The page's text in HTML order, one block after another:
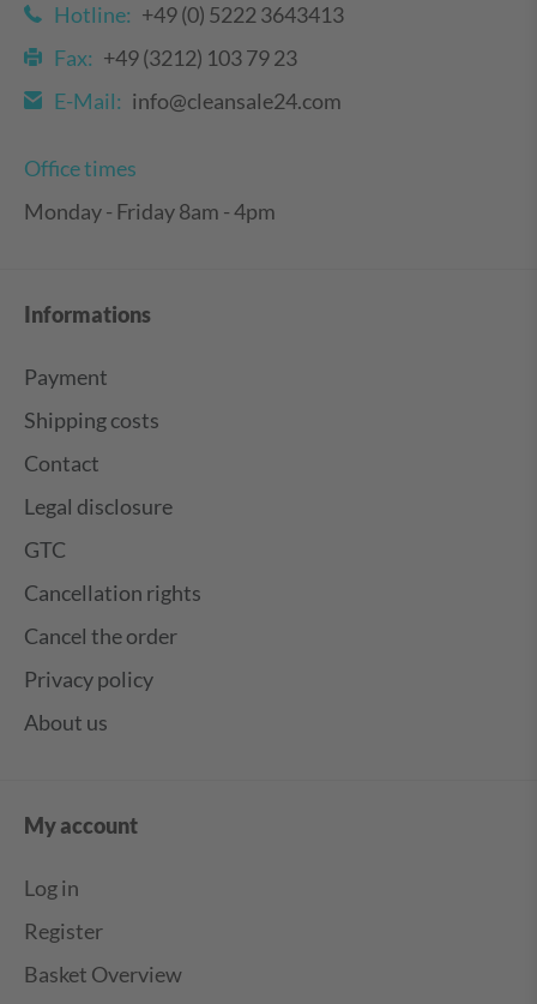
Hotline: +49 (0) 5222 3643413
Fax: +49 (3212) 103 79 23
E-Mail: info@cleansale24.com
Office times
Monday - Friday 8am - 4pm
Informations
Payment
Shipping costs
Contact
Legal disclosure
GTC
Cancellation rights
Cancel the order
Privacy policy
About us
My account
Log in
Register
Basket Overview